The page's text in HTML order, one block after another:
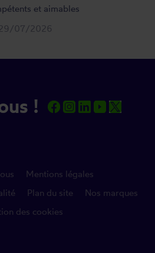
et aimables
29/07/2026
!
Mentions légales
Plan du site
Nos marques
des cookies